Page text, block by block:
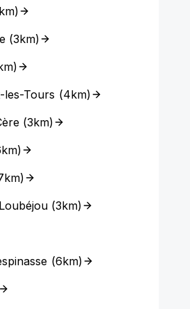
)
(3km)
)
les-Tours (4km)
(3km)
)
)
(3km)
(6km)